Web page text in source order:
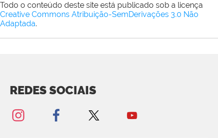
Todo o conteúdo deste site está publicado sob a licença
Creative Commons Atribuição-SemDerivações 3.0 Não
Adaptada.
REDES SOCIAIS